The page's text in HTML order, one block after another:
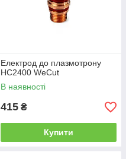
Електрод до плазмотрону
HC2400 WeCut
В наявності
415 ₴
Купити